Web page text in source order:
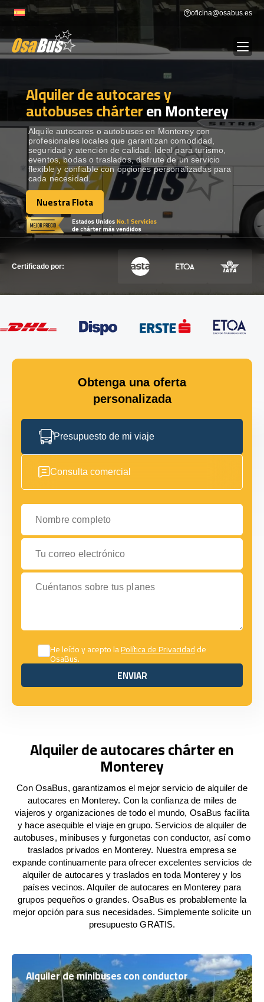
to
oficina@osabus.es
ALQUILER DE AUTOCARES
DESTINOS Show dropdown
RECORRIDAS Show dropdown
FLOTA
CONTÁCTENOS
Alquiler de autocares y
autobuses chárteren Monterey
Alquile autocares o autobuses en Monterey con
profesionales locales que garantizan comodidad,
seguridad y atención de calidad. Ideal para turismo,
eventos, bodas o traslados, disfrute de un servicio
flexible y confiable con opciones personalizadas para
cada necesidad.
Nuestra Flota
Nuestra Flota
Certificado por:
Obtenga una oferta
personalizada
Presupuesto de mi viaje
Consulta comercial
Nombre completo
Tu correo electrónico
Cuéntanos sobre tus planes
He leído y acepto laPolítica de Privacidadde
OsaBus.
ENVIAR
ENVIAR
Alquiler de autocares chárter en
Monterey
Con OsaBus, garantizamos el mejor servicio de alquiler de
autocares en Monterey. Con la confianza de miles de
viajeros y organizaciones de todo el mundo, OsaBus facilita
y hace asequible el viaje en grupo. Servicios de alquiler de
autobuses, minibuses y furgonetas con conductor, así como
traslados privados en Monterey. Nuestra empresa se
expande continuamente para ofrecer excelentes servicios de
alquiler de autocares y traslados en toda Monterey y los
países vecinos. Alquiler de autocares en Monterey para
grupos pequeños o grandes. OsaBus es probablemente la
mejor opción para sus necesidades. Simplemente solicite un
presupuesto GRATIS.
Alquiler de minibuses con conductor